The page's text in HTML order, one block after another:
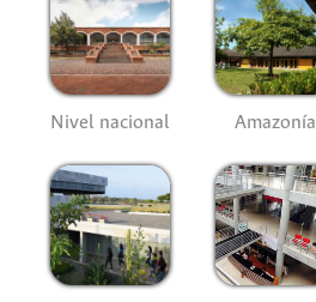
Nivel nacional Amazonía